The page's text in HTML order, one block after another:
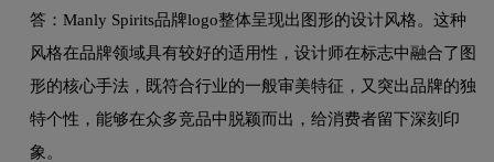
答：Manly Spirits品牌logo整体呈现出图形的设计风格。这种
风格在品牌领域具有较好的适用性，设计师在标志中融合了图
形的核心手法，既符合行业的一般审美特征，又突出品牌的独
特个性，能够在众多竞品中脱颖而出，给消费者留下深刻印
象。